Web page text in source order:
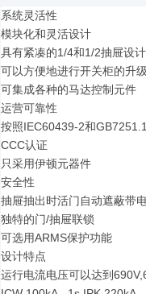
系统灵活性
模块化和灵活设计
具有紧凑的1/4和1/2抽屉设计
可以方便地进行开关柜的升
可集成各种的马达控制元件
运营可靠性
按照IEC60439-2和
CCC认证
只采用伊顿元器件
安全性
抽屉抽出时活门自动遮蔽带
独特的门/抽屉联锁
可选用ARMS保护功能
设计特点
运行电流电压可以达到